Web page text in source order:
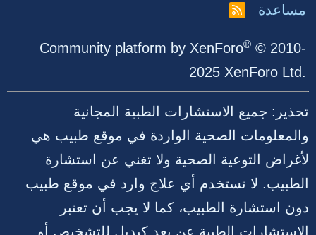
مساعدة
R
Community platform by XenForo® © 2010-
2025 XenForo Ltd.
تحذير: جميع الاستشارات الطبية المجانية
والمعلومات الصحية الواردة في موقع طبيب هي
لأغراض التوعية الصحية ولا تغني عن استشارة
الطبيب. لا تستخدم أي علاج وارد في موقع طبيب
دون استشارة الطبيب، كما لا يجب أن تعتبر
الاستشارات الطبية عن بعد كبديل للتشخيص أو